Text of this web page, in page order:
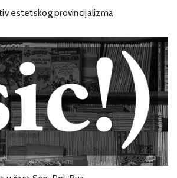
estetskog provincijalizma